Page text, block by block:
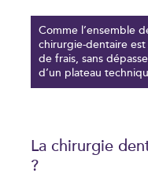
Comme l’ensemble
chirurgie-dentaire est
de frais, sans
d’un plateau
La chirurgie
?
Ce site utilise des cookies techniques
actifs et nécessaires au
Afin d’